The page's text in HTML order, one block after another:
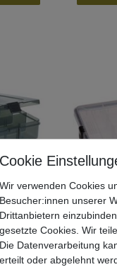
-
Zeck
Tacklebox
Wir verwenden Cookies
Besucher:innen unserer
Drittanbietern
gesetzte Cookies. Wir
Die Datenverarbeitung
erteilt oder abgelehnt